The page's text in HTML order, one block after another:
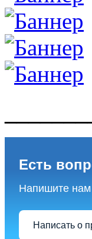
Есть
Напишите нам
Написать о